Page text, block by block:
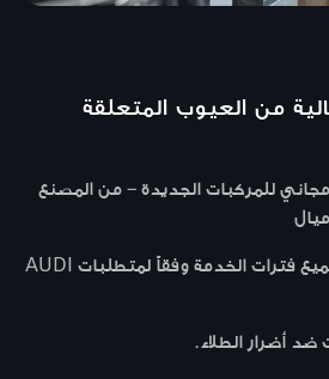
من العيوب المتعلقة
للمركبات الجديدة – من المصنع
مهم: يجب تنفيذ جميع فترات الخدمة وفقاً لمتطلبات AUDI